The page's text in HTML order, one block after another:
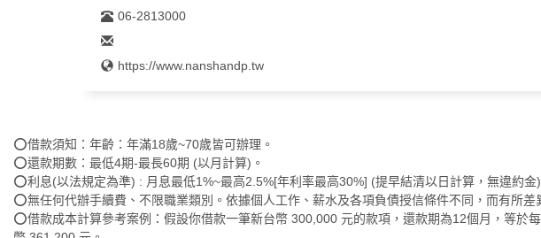
06-2813000
https://www.nanshandp.tw
⭕借款須知：年齡：年滿18歲~70歲皆可辦理。
⭕還款期數：最低4期-最長60期 (以月計算)。
⭕利息(以法規定為準) : 月息最低1%~最高2.5%[年利率最高30%] (提早結清以日計算，無違約金)
⭕無任何代辦手續費、不限職業類別。依據個人工作、薪水及各項負債授信條件不同，而有所差
⭕借款成本計算參考案例：假設你借款一筆新台幣 300,000 元的款項，還款期為12個月，等